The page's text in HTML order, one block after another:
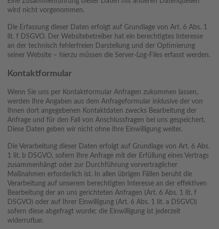
wird nicht vorgenommen.
Die Erfassung dieser Daten erfolgt auf Grundlage von Art. 6 Abs. 1
lit. f DSGVO. Der Websitebetreiber hat ein berechtigtes Interesse
an der technisch fehlerfreien Darstellung und der Optimierung
seiner Website – hierzu müssen die Server-Log-Files erfasst werden.
Kontaktformular
Wenn Sie uns per Kontaktformular Anfragen zukommen lassen,
werden Ihre Angaben aus dem Anfrageformular inklusive der von
Ihnen dort angegebenen Kontaktdaten zwecks Bearbeitung der
Anfrage und für den Fall von Anschlussfragen bei uns gespeichert.
Diese Daten geben wir nicht ohne Ihre Einwilligung weiter.
Die Verarbeitung dieser Daten erfolgt auf Grundlage von Art. 6 Abs.
1 lit. b DSGVO, sofern Ihre Anfrage mit der Erfüllung eines Vertrags
zusammenhängt oder zur Durchführung vorvertraglicher
Maßnahmen erforderlich ist. In allen übrigen Fällen beruht die
Verarbeitung auf unserem berechtigten Interesse an der effektiven
Bearbeitung der an uns gerichteten Anfragen (Art. 6 Abs. 1 lit. f
DSGVO) oder auf Ihrer Einwilligung (Art. 6 Abs. 1 lit. a DSGVO)
sofern diese abgefragt wurde; die Einwilligung ist jederzeit
widerrufbar.